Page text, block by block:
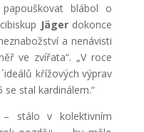
blábol o
Jäger dokonce
a nenávisti
ve zvířata“. „V roce
křížových výprav
stal kardinálem.“
– stálo v kolektivním